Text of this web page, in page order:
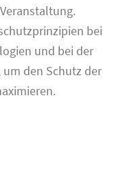
bei
und bei der
um den Schutz der